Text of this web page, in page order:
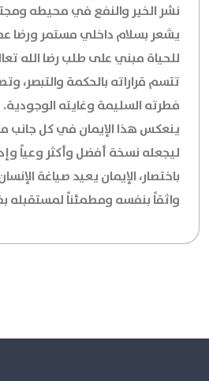
نشر الخير والنفع في محيطه
يشعر بسلام داخلي مستمر ورضا
للحياة مبني على طلب رضا الله
تتسم قراراته بالحكمة والتبصر،
فطرته السليمة وغايته الوجودية.
ينعكس هذا الإيمان في كل جانب
ليجعله نسخة أفضل وأكثر وعياً
باختصار، الإيمان يعيد صياغة
واثقاً بنفسه ومطمئناً لمستقبله